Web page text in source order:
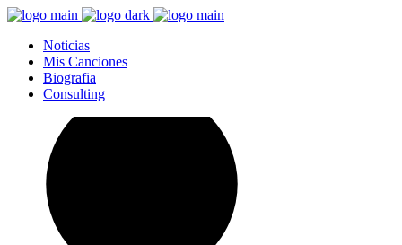
Noticias
Mis Canciones
Biografia
Consulting